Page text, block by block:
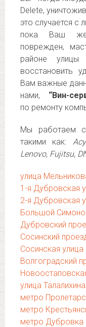
Delete,
это случается с
пока Ваш
поврежден,
районе
восстановить
Вам важные
нами, “Вин-
по ремонту
Мы работаем с
такими как:
Lenovo, Fujitsu,
улица
1-я Дубровская
2-я Дубровская
Большой
Дубровский
Сосинский
Сосинская улица
Волгоградский
улица Талалихина
метро
метро
метро Дубровка